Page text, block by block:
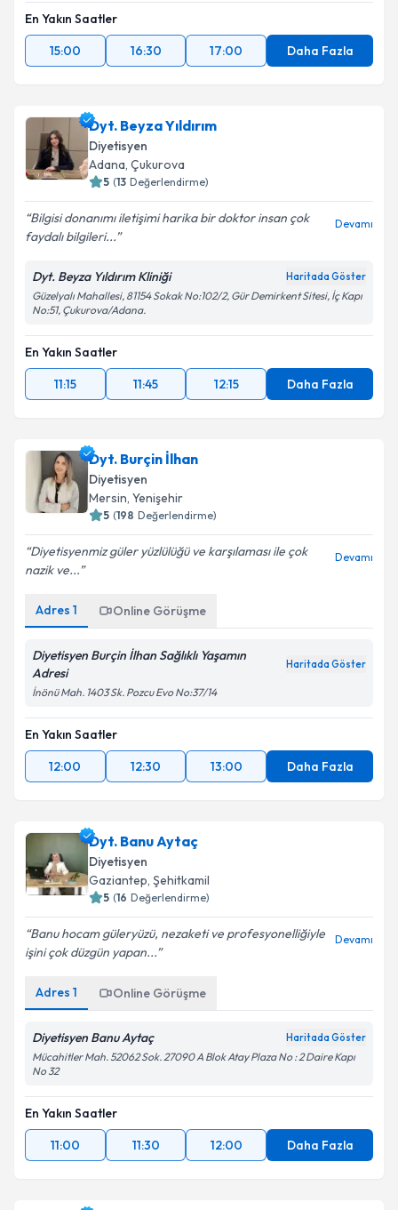
En Yakın Saatler
15:00
16:30 17:00 Daha Fazla
Dyt. Beyza Yıldırım
Diyetisyen
Adana, Çukurova
5 (13 Değerlendirme)
Bilgisi donanımı iletişimi harika bir doktor insan çok
faydalı bilgileri...
Devamı
Dyt. Beyza Yıldırım Kliniği Haritada Göster
Güzelyalı Mahallesi, 81154 Sokak No:102/2, Gür Demirkent Sitesi, İç Kapı
No:51, Çukurova/Adana.
En Yakın Saatler
11:15
11:45 12:15 Daha Fazla
Dyt. Burçin İlhan
Diyetisyen
Mersin, Yenişehir
5 (198 Değerlendirme)
Diyetisyenmiz güler yüzlülüğü ve karşılaması ile çok
nazik ve...
Devamı
Adres 1 Online Görüşme
Diyetisyen Burçin İlhan Sağlıklı Yaşamın
Adresi
Haritada Göster
İnönü Mah. 1403 Sk. Pozcu Evo No:37/14
En Yakın Saatler
12:00
12:30 13:00 Daha Fazla
Dyt. Banu Aytaç
Diyetisyen
Gaziantep, Şehitkamil
5 (16 Değerlendirme)
Banu hocam güleryüzü, nezaketi ve profesyonelliğiyle
işini çok düzgün yapan...
Devamı
Adres 1 Online Görüşme
Diyetisyen Banu Aytaç Haritada Göster
Mücahitler Mah. 52062 Sok. 27090 A Blok Atay Plaza No : 2 Daire Kapı
No 32
En Yakın Saatler
11:00
11:30 12:00 Daha Fazla